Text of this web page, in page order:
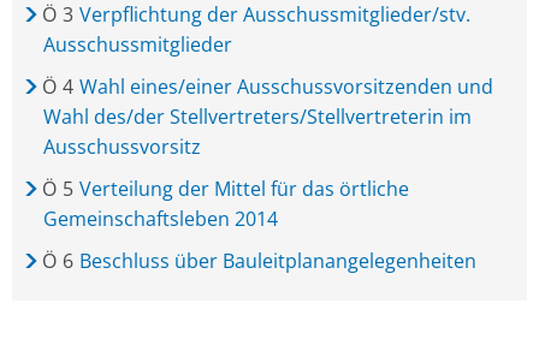
Ö 3 Verpflichtung der Ausschussmitglieder/stv.
Ausschussmitglieder
Ö 4 Wahl eines/einer Ausschussvorsitzenden und
Wahl des/der Stellvertreters/Stellvertreterin im
Ausschussvorsitz
Ö 5 Verteilung der Mittel für das örtliche
Gemeinschaftsleben 2014
Ö 6 Beschluss über Bauleitplanangelegenheiten